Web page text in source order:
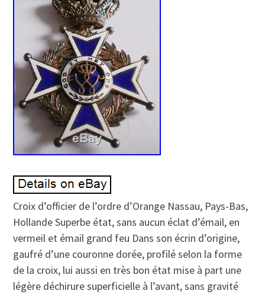
Croix d’officier de l’ordre d’Orange Nassau, Pays-Bas,
Hollande Superbe état, sans aucun éclat d’émail, en
vermeil et émail grand feu Dans son écrin d’origine,
gaufré d’une couronne dorée, profilé selon la forme
de la croix, lui aussi en très bon état mise à part une
légère déchirure superficielle à l’avant, sans gravité